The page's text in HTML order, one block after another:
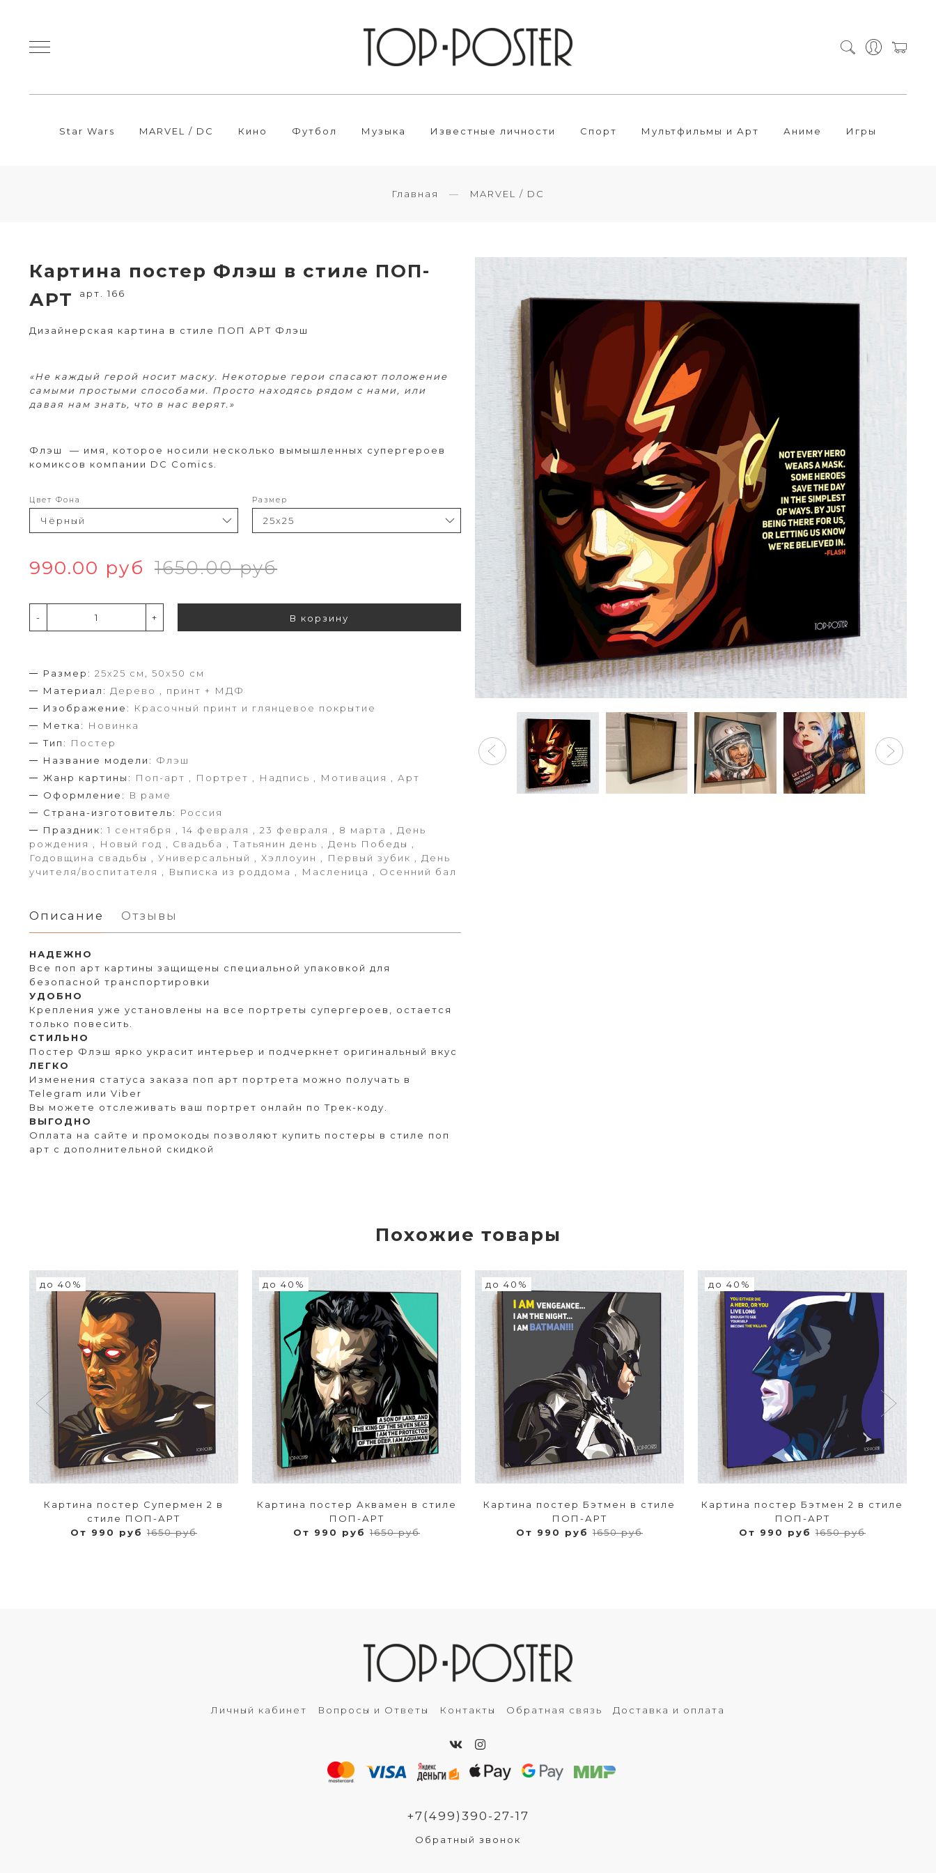
Star Wars MARVEL / DC Кино Футбол Музыка Известные личности Спорт Мультфильмы и Арт Аниме Игры
Главная MARVEL / DC
Картина постер Флэш в стиле ПОП-
АРТ
арт. 166
Дизайнерская картина в стиле ПОП АРТ Флэш
«Не каждый герой носит маску. Некоторые герои спасают положение
самыми простыми способами. Просто находясь рядом с нами, или
давая нам знать, что в нас верят.»
Флэш — имя, которое носили несколько вымышленных супергероев
комиксов компании DC Comics.
Цвет Фона Размер
990.00 руб 1650.00 руб
- + В корзину
Размер: 25х25 см, 50х50 см
Материал: Дерево , принт + МДФ
Изображение:
Красочный принт и глянцевое покрытие
Метка:
Новинка
Тип:
Постер
Название модели: Флэш
Жанр картины:
Поп-арт , Портрет , Надпись , Мотивация , Арт
Оформление:
В раме
Страна-изготовитель:
Россия
Праздник: 1 сентября , 14 февраля , 23 февраля , 8 марта , День
рождения , Новый год , Свадьба , Татьянин день , День Победы ,
Годовщина свадьбы , Универсальный , Хэллоуин , Первый зубик , День
учителя/воспитателя , Выписка из роддома , Масленица , Осенний бал
Описание Отзывы
НАДЕЖНО
Все поп арт картины защищены специальной упаковкой для
безопасной транспортировки
УДОБНО
Крепления уже установлены на все портреты супергероев, остается
только повесить.
СТИЛЬНО
Постер Флэш ярко украсит интерьер и подчеркнет оригинальный вкус
ЛЕГКО
Изменения статуса заказа поп арт портрета можно получать в
Telegram или Viber
Вы можете отслеживать ваш портрет онлайн по Трек-коду.
ВЫГОДНО
Оплата на сайте и промокоды позволяют купить постеры в стиле поп
арт с дополнительной скидкой
Похожие товары
до 40%
Картина постер Супермен 2 в
стиле ПОП-АРТ
От 990 руб 1650 руб
до 40%
Картина постер Аквамен в стиле
ПОП-АРТ
От 990 руб 1650 руб
до 40%
Картина постер Бэтмен в стиле
ПОП-АРТ
От 990 руб 1650 руб
до 40%
Картина постер Бэтмен 2 в стиле
ПОП-АРТ
От 990 руб 1650 руб
Личный кабинет Вопросы и Ответы Контакты Обратная связь Доставка и оплата
+7(499)390-27-17
Обратный звонок